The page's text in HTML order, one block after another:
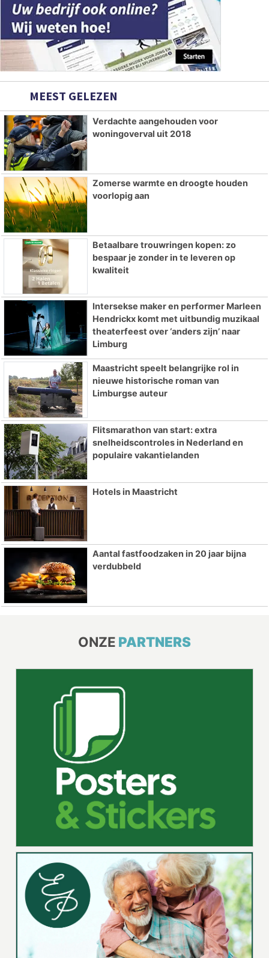
MEEST GELEZEN
Verdachte aangehouden voor
woningoverval uit 2018
Zomerse warmte en droogte houden
voorlopig aan
Betaalbare trouwringen kopen: zo
bespaar je zonder in te leveren op
kwaliteit
Intersekse maker en performer Marleen
Hendrickx komt met uitbundig muzikaal
theaterfeest over ‘anders zijn’ naar
Limburg
Maastricht speelt belangrijke rol in
nieuwe historische roman van
Limburgse auteur
Flitsmarathon van start: extra
snelheidscontroles in Nederland en
populaire vakantielanden
Hotels in Maastricht
Aantal fastfoodzaken in 20 jaar bijna
verdubbeld
ONZE PARTNERS